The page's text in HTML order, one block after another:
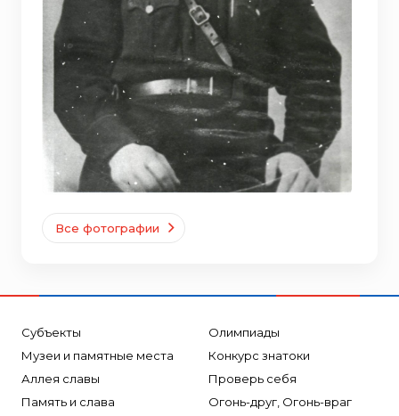
Все фотографии
Субъекты
Музеи и памятные места
Аллея славы
Память и слава
Олимпиады
Конкурс знатоки
Проверь себя
Огонь-друг, Огонь-враг